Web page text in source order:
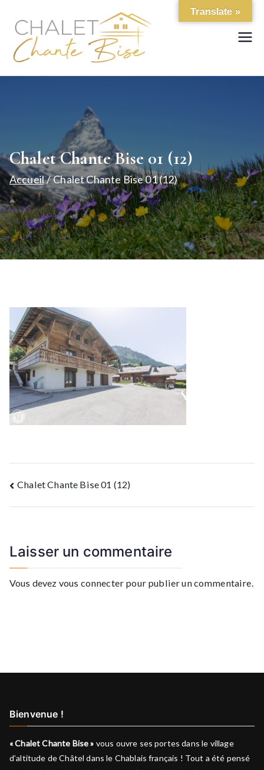
contenu
Location de chalet de
Chalet Chante Bise 01 (12)
Accueil Chalet Chante Bise 01 (12)
Navigation
de
Chalet Chante Bise 01 (12)
Laisser un commentaire
Vous devez vous connecter pour publier un commentaire.
Bienvenue !
« Chalet Chante Bise » vous ouvre ses portes dans le village
d’altitude de Châtel dans le Chablais français ! Tout a été pensé
Translate »